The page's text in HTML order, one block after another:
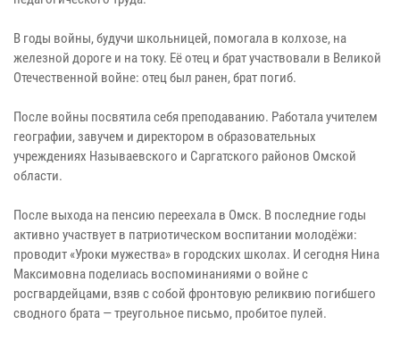
В годы войны, будучи школьницей, помогала в колхозе, на
железной дороге и на току. Её отец и брат участвовали в Великой
Отечественной войне: отец был ранен, брат погиб.
После войны посвятила себя преподаванию. Работала учителем
географии, завучем и директором в образовательных
учреждениях Называевского и Саргатского районов Омской
области.
После выхода на пенсию переехала в Омск. В последние годы
активно участвует в патриотическом воспитании молодёжи:
проводит «Уроки мужества» в городских школах. И сегодня Нина
Максимовна поделиась воспоминаниями о войне с
росгвардейцами, взяв с собой фронтовую реликвию погибшего
сводного брата — треугольное письмо, пробитое пулей.